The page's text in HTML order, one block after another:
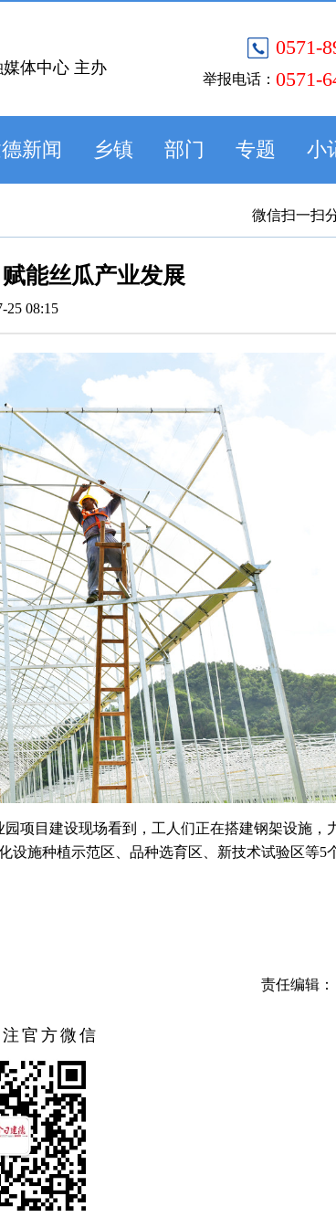
0571-
举报电话： 0571-
体中心 主办
新闻 乡镇 部门 专题 小
微信扫一扫
能丝瓜产业发展
25 08:15
项目建设现场看到，工人们正在搭建钢架设施，
设施种植示范区、品种选育区、新技术试验区等5
责任编辑
官方微信